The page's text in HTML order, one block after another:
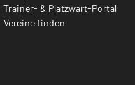
Trainer- & Platzwart-Portal
Vereine finden